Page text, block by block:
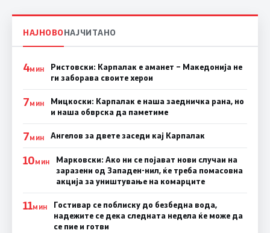
НАЈНОВОНАЈЧИТАНО
4МИН
Ристовски: Карпалак е аманет – Македонија не
ги заборава своите херои
7МИН
Мицкоски: Карпалак е наша заедничка рана, но
и наша обврска да паметиме
7МИН Ангелов за двете заседи кај Карпалак
10МИН
Марковски: Ако ни се појават нови случаи на
заразени од Западен-нил, ќе треба помасовна
акција за уништување на комарците
11МИН
Гостивар се поблиску до безбедна вода,
надежите се дека следната недела ќе може да
се пие и готви